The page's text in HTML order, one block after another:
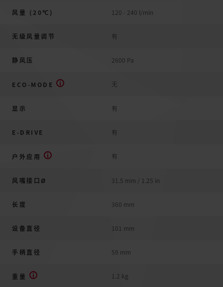
风量 (20℃) 120 - 240 l/min
无级风量调节 有
静风压 2600 Pa
ECO-MODE 无
显示 有
E-DRIVE 有
户外应用 有
风嘴接口Ø 31.5 mm / 1.25 in
长度 360 mm
设备直径 101 mm
手柄直径 59 mm
重量 1.2 kg